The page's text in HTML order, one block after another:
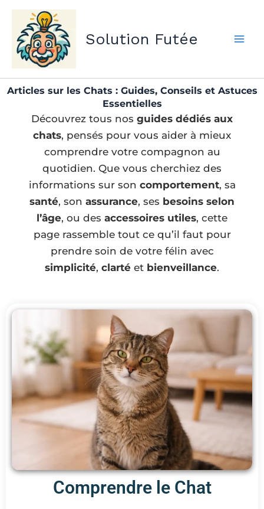
Aller
contenu
Solution Futée
Articles sur les Chats : Guides, Conseils et Astuces
Essentielles
Découvrez tous nos guides dédiés aux
chats, pensés pour vous aider à mieux
comprendre votre compagnon au
quotidien. Que vous cherchiez des
informations sur son comportement, sa
santé, son assurance, ses besoins selon
l’âge, ou des accessoires utiles, cette
page rassemble tout ce qu’il faut pour
prendre soin de votre félin avec
simplicité, clarté et bienveillance.
Comprendre le Chat